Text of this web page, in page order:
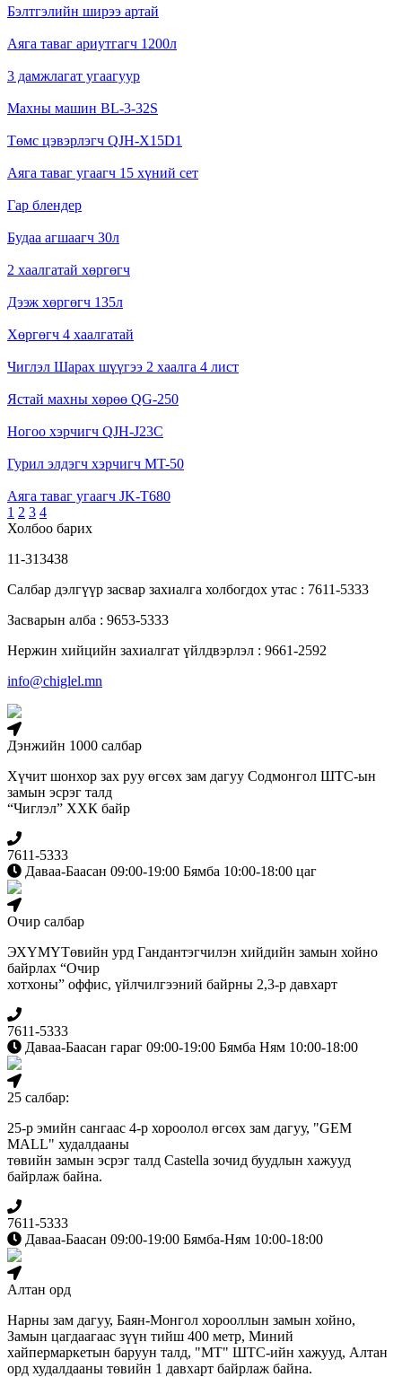
Бэлтгэлийн ширээ артай
Аяга таваг ариутгагч 1200л
3 дамжлагат угаагуур
Махны машин BL-3-32S
Төмс цэвэрлэгч QJH-X15D1
Аяга таваг угаагч 15 хүний сет
Гар блендер
Будаа агшаагч 30л
2 хаалгатай хөргөгч
Дээж хөргөгч 135л
Хөргөгч 4 хаалгатай
Чиглэл Шарах шүүгээ 2 хаалга 4 лист
Ястай махны хөрөө QG-250
Ногоо хэрчигч QJH-J23C
Гурил элдэгч хэрчигч MT-50
Аяга таваг угаагч JK-T680
1 2 3 4
Холбоо барих
11-313438
Салбар дэлгүүр засвар захиалга холбогдох утас : 7611-5333
Засварын алба : 9653-5333
Нержин хийцийн захиалгат үйлдвэрлэл : 9661-2592
info@chiglel.mn
Дэнжийн 1000 салбар
Хүчит шонхор зах руу өгсөх зам дагуу Содмонгол ШТС-ын
замын эсрэг талд
“Чиглэл” ХХК байр
7611-5333
Даваа-Баасан 09:00-19:00 Бямба 10:00-18:00 цаг
Очир салбар
ЭХҮМҮТөвийн урд Гандантэгчилэн хийдийн замын хойно
байрлах “Очир
хотхоны” оффис, үйлчилгээний байрны 2,3-р давхарт
7611-5333
Даваа-Баасан гараг 09:00-19:00 Бямба Ням 10:00-18:00
25 салбар:
25-р эмийн сангаас 4-р хороолол өгсөх зам дагуу, "GEM
MALL" худалдааны
төвийн замын эсрэг талд Сastella зочид буудлын хажууд
байрлаж байна.
7611-5333
Даваа-Баасан 09:00-19:00 Бямба-Ням 10:00-18:00
Алтан орд
Нарны зам дагуу, Баян-Монгол хорооллын замын хойно,
Замын цагдаагаас зүүн тийш 400 метр, Миний
хайпермаркетын баруун талд, "МТ" ШТС-ийн хажууд, Алтан
орд худалдааны төвийн 1 давхарт байрлаж байна.